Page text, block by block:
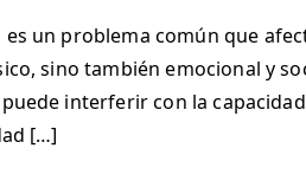
un problema común que
sino también emocional y
interferir con la
[…]